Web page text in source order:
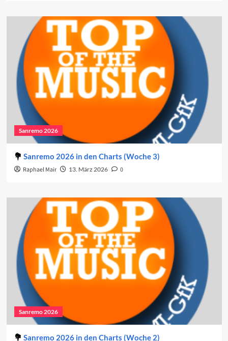
Sanremo 2026
Sanremo 2026 in den Charts (Woche 3)
Raphael Mair 13. März 2026 0
Sanremo 2026
Sanremo 2026 in den Charts (Woche 2)